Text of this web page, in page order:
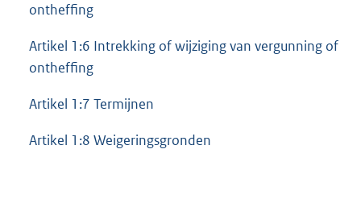
ontheffing
Artikel 1:6 Intrekking of wijziging van vergunning of
ontheffing
Artikel 1:7 Termijnen
Artikel 1:8 Weigeringsgronden